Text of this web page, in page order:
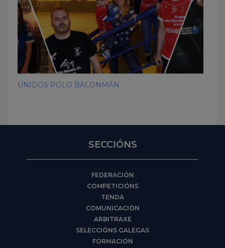
UNIDOS POLO BALONMÁN
SECCIÓNS
FEDERACIÓN
COMPETICIÓNS
TENDA
COMUNICACIÓN
ARBITRAXE
SELECCIÓNS GALEGAS
FORMACIÓN